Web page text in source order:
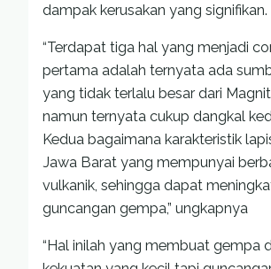
dampak kerusakan yang signifikan.
“Terdapat tiga hal yang menjadi
pertama adalah ternyata ada
yang tidak terlalu besar dari
namun ternyata cukup dangkal
Kedua bagaimana karakteristik
Jawa Barat yang mempunyai
vulkanik, sehingga dapat
guncangan gempa,” ungkapnya
“Hal inilah yang membuat gempa